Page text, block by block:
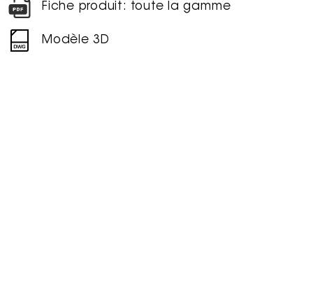
Fiche produit: toute la gamme
Modèle 3D